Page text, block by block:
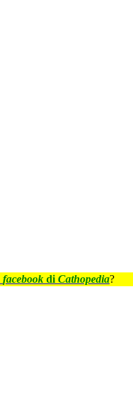
facebook di Cathopedia?